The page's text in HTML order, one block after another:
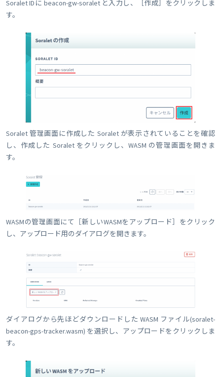
Soralet IDに beacon-gw-soralet と入力し、［作成］をクリックしま
す。
Soralet 管理画面に作成した Soralet が表示されていることを確認
し、作成した Soralet をクリックし、WASM の管理画面を開きま
す。
WASMの管理画面にて［新しいWASMをアップロード］をクリック
し、アップロード用のダイアログを開きます。
ダイアログから先ほどダウンロードした WASM ファイル(soralet-
beacon-gps-tracker.wasm) を選択し、アップロードをクリックしま
す。